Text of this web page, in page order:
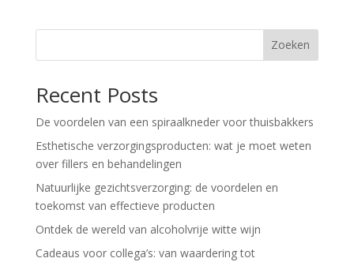
Zoeken
Recent Posts
De voordelen van een spiraalkneder voor thuisbakkers
Esthetische verzorgingsproducten: wat je moet weten
over fillers en behandelingen
Natuurlijke gezichtsverzorging: de voordelen en
toekomst van effectieve producten
Ontdek de wereld van alcoholvrije witte wijn
Cadeaus voor collega’s: van waardering tot